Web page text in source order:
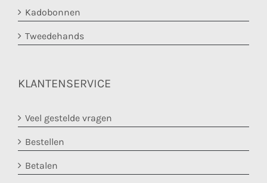
Kadobonnen
Tweedehands
KLANTENSERVICE
Veel gestelde vragen
Bestellen
Betalen